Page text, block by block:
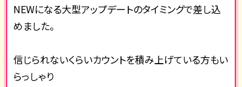
NEWになる大型アップデートのタイミングで差し込
めました。
信じられないくらいカウントを積み上げている方もい
らっしゃり